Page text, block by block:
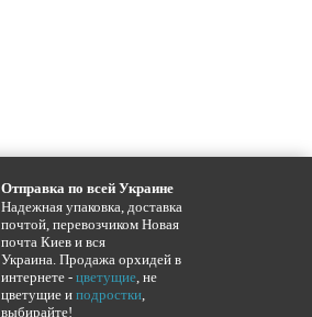
Отправка по всей Украине
Надежная упаковка, доставка
почтой, перевозчиком Новая
почта Киев и вся
Украина. Продажа орхидей в
интернете - цветущие, не
цветущие и подростки,
выбирайте!